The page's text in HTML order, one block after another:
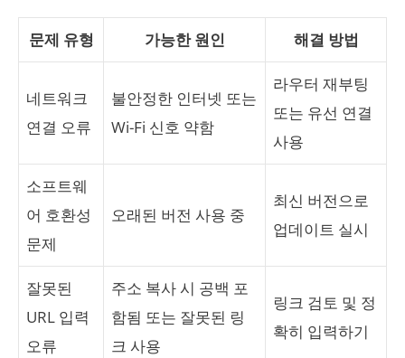
문제 유형 가능한 원인 해결 방법
네트워크
연결 오류
불안정한 인터넷 또는
Wi-Fi 신호 약함
라우터 재부팅
또는 유선 연결
사용
소프트웨
어 호환성
문제
오래된 버전 사용 중
최신 버전으로
업데이트 실시
잘못된
URL 입력
오류
주소 복사 시 공백 포
함됨 또는 잘못된 링
크 사용
링크 검토 및 정
확히 입력하기